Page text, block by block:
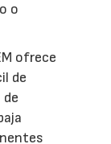
o
ofrece
de